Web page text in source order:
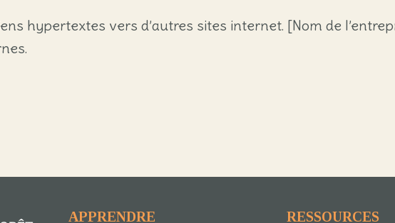
hypertextes vers d’autres sites internet. [Nom de
APPRENDRE RESSOURCES